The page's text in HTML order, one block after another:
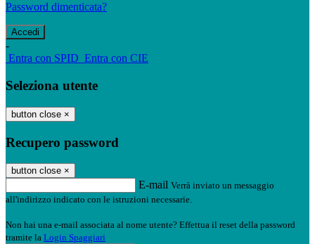
Password dimenticata?
-
Entra con SPID Entra con CIE
Seleziona utente
button close ×
Recupero password
button close ×
E-mail Verrà inviato un messaggio
all'indirizzo indicato con le istruzioni necessarie.
Non hai una e-mail associata al nome utente? Effettua il reset della password
tramite la Login Spaggiari